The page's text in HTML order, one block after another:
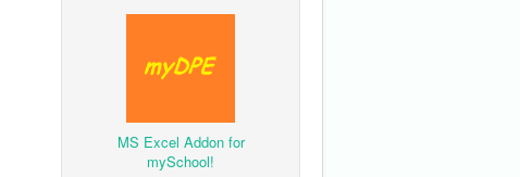
MS Excel Addon for
mySchool!